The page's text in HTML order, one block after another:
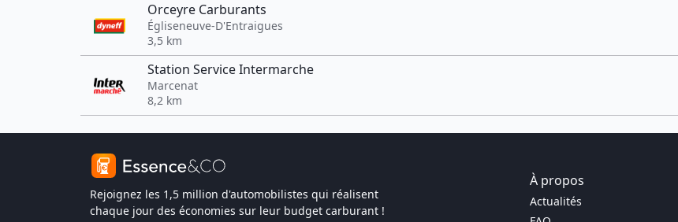
Orceyre Carburants
Égliseneuve-D'Entraigues
3,5 km
Station Service Intermarche
Marcenat
8,2 km
Rejoignez les 1,5 million d'automobilistes qui réalisent
chaque jour des économies sur leur budget carburant !
À propos
Actualités